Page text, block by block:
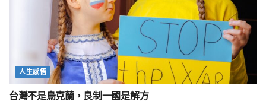
人生感悟
台灣不是烏克蘭，良制一國是解方